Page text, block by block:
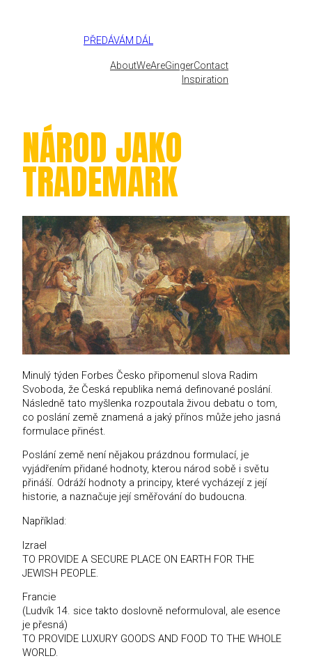
PŘEDÁVÁM DÁL
AboutWeAreGingerContact
Inspiration
NÁROD JAKO
TRADEMARK
Minulý týden Forbes Česko připomenul slova Radim
Svoboda, že Česká republika nemá definované poslání.
Následně tato myšlenka rozpoutala živou debatu o tom,
co poslání země znamená a jaký přínos může jeho jasná
formulace přinést.
Poslání země není nějakou prázdnou formulací, je
vyjádřením přidané hodnoty, kterou národ sobě i světu
přináší. Odráží hodnoty a principy, které vycházejí z její
historie, a naznačuje její směřování do budoucna.
Například:
Izrael
TO PROVIDE A SECURE PLACE ON EARTH FOR THE
JEWISH PEOPLE.
Francie
(Ludvík 14. sice takto doslovně neformuloval, ale esence
je přesná)
TO PROVIDE LUXURY GOODS AND FOOD TO THE WHOLE
WORLD.